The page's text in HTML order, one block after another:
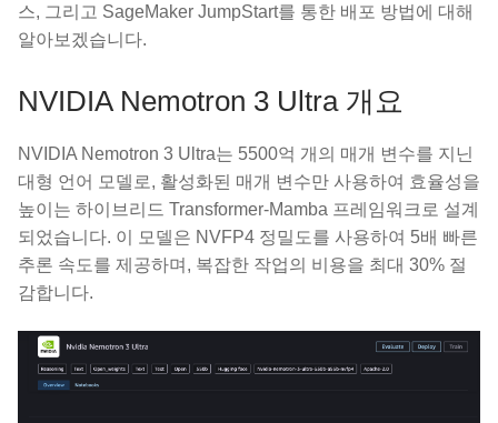
스, 그리고 SageMaker JumpStart를 통한 배포 방법에 대해
알아보겠습니다.
NVIDIA Nemotron 3 Ultra 개요
NVIDIA Nemotron 3 Ultra는 5500억 개의 매개 변수를 지닌
대형 언어 모델로, 활성화된 매개 변수만 사용하여 효율성을
높이는 하이브리드 Transformer-Mamba 프레임워크로 설계
되었습니다. 이 모델은 NVFP4 정밀도를 사용하여 5배 빠른
추론 속도를 제공하며, 복잡한 작업의 비용을 최대 30% 절
감합니다.